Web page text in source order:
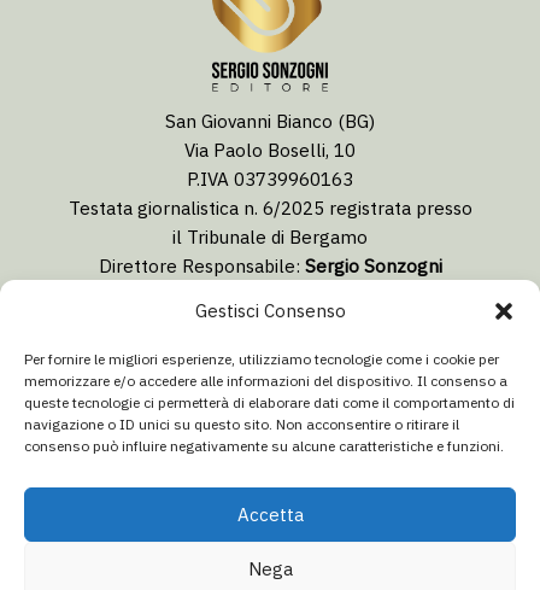
Gestisci Consenso
Per fornire le migliori esperienze, utilizziamo tecnologie come i cookie per
memorizzare e/o accedere alle informazioni del dispositivo. Il consenso a
queste tecnologie ci permetterà di elaborare dati come il comportamento di
navigazione o ID unici su questo sito. Non acconsentire o ritirare il
consenso può influire negativamente su alcune caratteristiche e funzioni.
Accetta
Nega
San Giovanni Bianco (BG)
Via Paolo Boselli, 10
P.IVA 03739960163
Testata giornalistica n. 6/2025 registrata presso
il Tribunale di Bergamo
Direttore Responsabile: Sergio Sonzogni
redazione@isolabergamascanews.it
info@italiacommunication.com
Telefono: 0345 41834